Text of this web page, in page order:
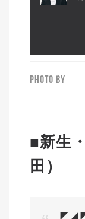
PHOTO BY
■新生
田）
◤◢◤